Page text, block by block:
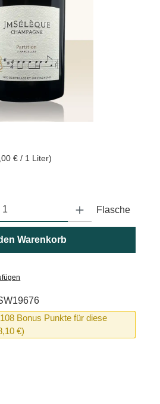
€ / 1 Liter)
gewünschten Wert ein oder benutze
Flasche
Warenkorb
Bonus Punkte für diese
€)